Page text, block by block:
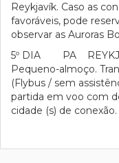
Reykjavík. Caso as
favoráveis, pode
observar as Auroras
5º DIA PA
Pequeno-almoço.
(Flybus / sem
partida em voo com
cidade (s) de